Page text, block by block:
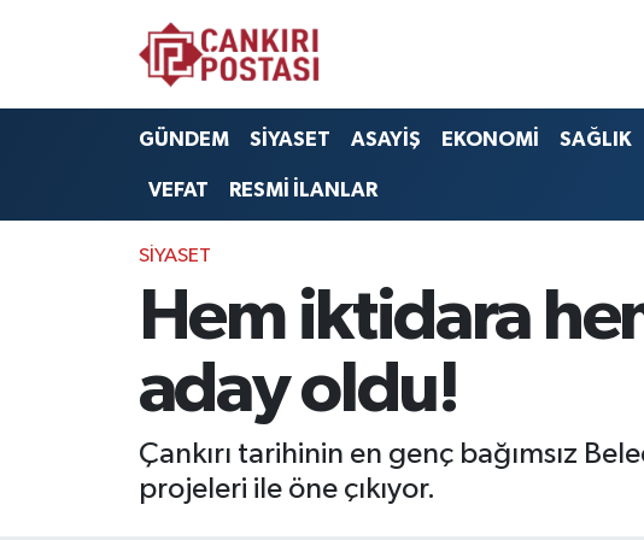
GÜNDEM SİYASET ASAYİŞ EKONOMİ SAĞLIK
VEFAT RESMİ İLANLAR
SİYASET
Hem iktidara
aday oldu!
Çankırı tarihinin en genç bağımsız
projeleri ile öne çıkıyor.
SİYASET
Nöbetçi Eczaneler
Hava Durumu
Süper Lig Puan Durumu ve Fikstür
Tüm Manşetler
Son Dakika Haberleri